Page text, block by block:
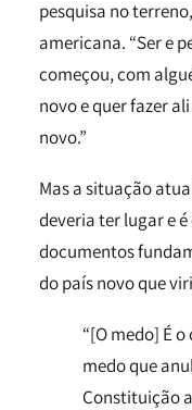
pesquisa no
americana. “Ser e
começou, com
novo e quer fazer
novo.”
Mas a situação
deveria ter lugar e
documentos
do país novo que
“[O medo] É
medo que
Constituição